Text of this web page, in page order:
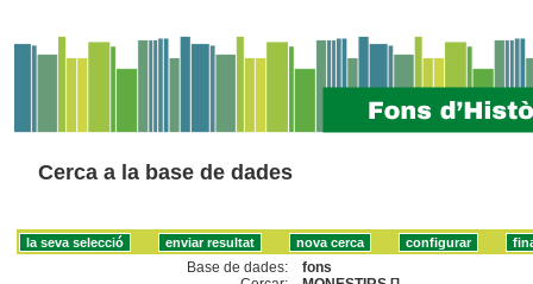
Cerca a la base de dades
Base de dades:
fons